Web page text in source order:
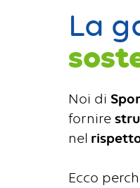
La
Noi di
fornire
nel
Ecco